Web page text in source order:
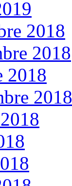
2018
2018
2018
2018